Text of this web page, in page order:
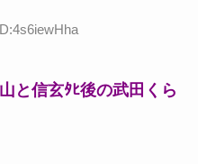
と信玄ﾀﾋ後の武田くら